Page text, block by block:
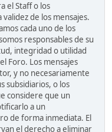
el Staff o los
de los mensajes.
cada uno de los
responsables de su
integridad o utilidad
Foro. Los mensajes
y no necesariamente
subsidiarios, o los
considere que un
a un
de forma inmediata. El
el derecho a eliminar